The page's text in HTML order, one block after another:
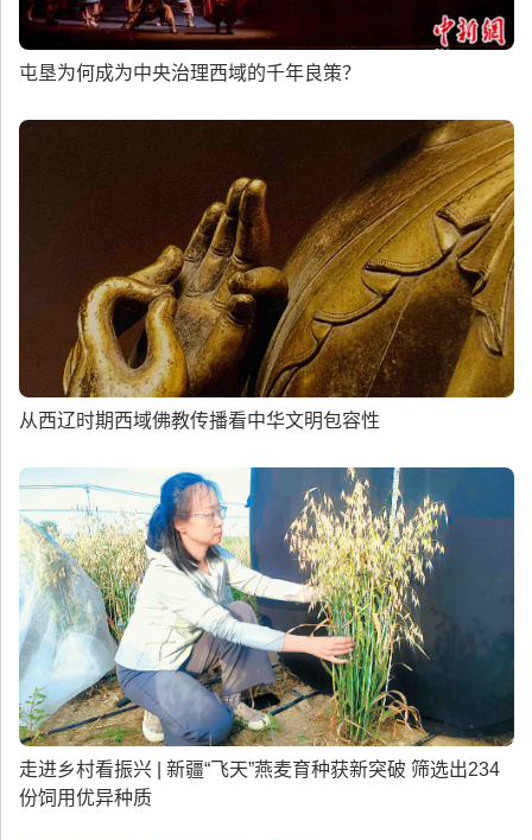
屯垦为何成为中央治理西域的千年良策？
从西辽时期西域佛教传播看中华文明包容性
走进乡村看振兴 | 新疆“飞天”燕麦育种获新突破 筛选出234
份饲用优异种质